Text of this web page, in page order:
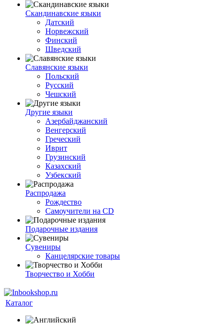
Скандинавские языки
Датский
Норвежский
Финский
Шведский
Славянские языки
Польский
Русский
Чешский
Другие языки
Азербайджанский
Венгерский
Греческий
Иврит
Грузинский
Казахский
Узбекский
Распродажа
Рождество
Самоучители на CD
Подарочные издания
Сувениры
Канцелярские товары
Творчество и Хобби
Каталог